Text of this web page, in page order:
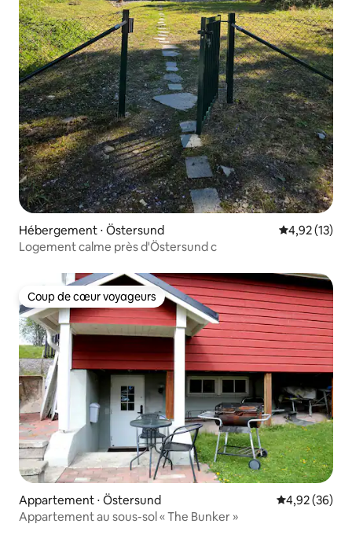
Hébergement ⋅ Östersund Évaluation
4,92 (13)
Logement calme près d'Östersund c
Coup de cœur voyageurs
Coup de cœur voyageurs
Appartement ⋅ Östersund Évaluation
4,92 (36)
Appartement au sous-sol « The Bunker »